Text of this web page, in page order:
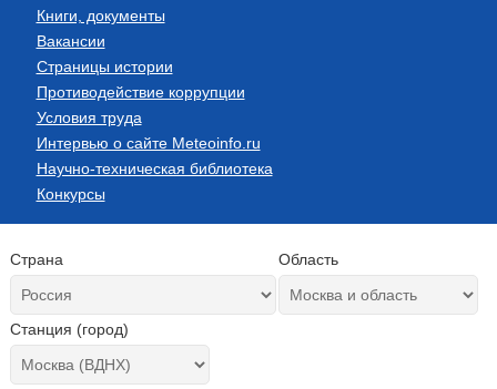
Книги, документы
Вакансии
Страницы истории
Противодействие коррупции
Условия труда
Интервью о сайте Meteoinfo.ru
Научно-техническая библиотека
Конкурсы
Страна Область
Станция (город)